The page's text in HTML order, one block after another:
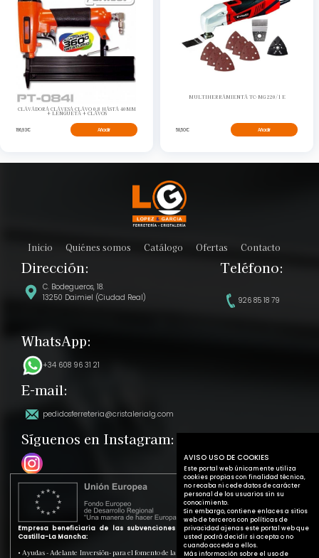
CLAVADORA CLAVESA CLAVO 0,8 HASTA 40MM
+ LENGUETA + CLAVOS
196,93€ Añadir
MULTIHERRAMIENTA TC-MG 220/1 E
58,50€ Añadir
Inicio Quiénes somos Catálogo Ofertas Contacto
Dirección:
C. Bodegueros, 18.
13250 Daimiel (Ciudad Real)
Teléfono:
926 85 18 79
WhatsApp:
+34 608 96 31 21
E-mail:
pedidosferreteria@cristalerialg.com
Síguenos en Instagram:
Empresa beneficiaria de las subvenciones de la Junta de Comunidades de
Castilla-La Mancha:
• Ayudas - Adelante Inversión- para el fomento de la inversión y la mejora de la productividad
AVISO USO DE COOKIES
Este portal web únicamente utiliza
cookies propias con finalidad técnica,
no recaba ni cede datos de carácter
personal de los usuarios sin su
conocimiento.
Sin embargo, contiene enlaces a sitios
web de terceros con políticas de
privacidad ajenas este portal web que
usted podrá decidir si acepta o no
cuando acceda a ellos.
Más información sobre el uso de